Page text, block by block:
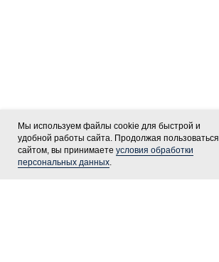
Мы используем файлы cookie для быстрой и
удобной работы сайта. Продолжая пользоваться
сайтом, вы принимаете условия обработки
персональных данных.